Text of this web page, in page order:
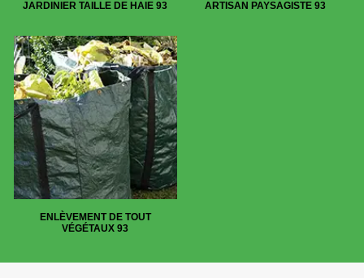
JARDINIER TAILLE DE HAIE 93 ARTISAN PAYSAGISTE 93
ENLÈVEMENT DE TOUT
VÉGÉTAUX 93